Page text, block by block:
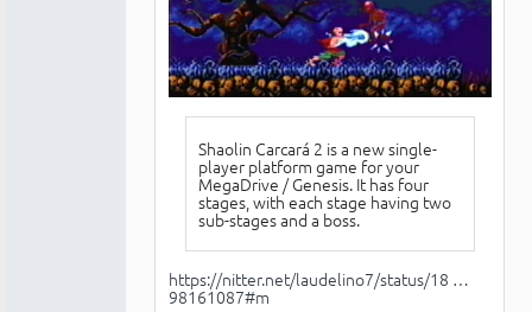
Shaolin Carcará 2 is a new single-
player platform game for your
MegaDrive / Genesis. It has four
stages, with each stage having two
sub-stages and a boss.
https://nitter.net/laudelino7/status/18 …
98161087#m